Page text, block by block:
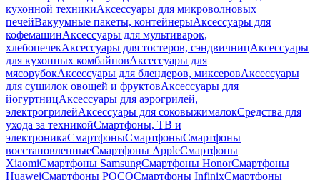
кухонной техникиАксессуары для микроволновых
печейВакуумные пакеты, контейнерыАксессуары для
кофемашинАксессуары для мультиварок,
хлебопечекАксессуары для тостеров, сэндвичницАксессуары
для кухонных комбайновАксессуары для
мясорубокАксессуары для блендеров, миксеровАксессуары
для сушилок овощей и фруктовАксессуары для
йогуртницАксессуары для аэрогрилей,
электрогрилейАксессуары для соковыжималокСредства для
ухода за техникойСмартфоны, ТВ и
электроникаСмартфоныСмартфоныСмартфоны
восстановленныеСмартфоны AppleСмартфоны
XiaomiСмартфоны SamsungСмартфоны HonorСмартфоны
HuaweiСмартфоны POCOСмартфоны InfinixСмартфоны